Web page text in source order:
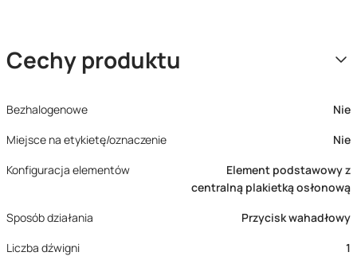
Cechy produktu
Bezhalogenowe
Nie
Miejsce na etykietę/oznaczenie
Nie
Konfiguracja elementów
Element podstawowy z
centralną plakietką osłonową
Sposób działania
Przycisk wahadłowy
Liczba dźwigni
1